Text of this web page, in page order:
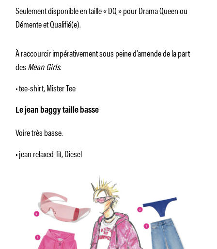
Seulement disponible en taille « DQ » pour Drama Queen ou
Démente et Qualifié(e).
À raccourcir impérativement sous peine d’amende de la part
desMean Girls.
• tee-shirt, Mister Tee
Le jean baggy taille basse
Voire très basse.
• jean relaxed-fit, Diesel